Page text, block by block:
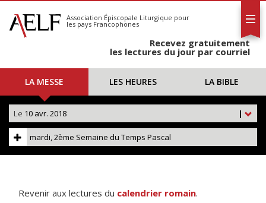
S'abonner
Calendrier
Association Épiscopale Liturgique pour
les pays Francophones
Recevez gratuitement
les lectures du jour par courriel
LA MESSE LES HEURES LA BIBLE
|
Le 10 avr. 2018
mardi, 2ème Semaine du Temps Pascal
Revenir aux lectures du calendrier romain.